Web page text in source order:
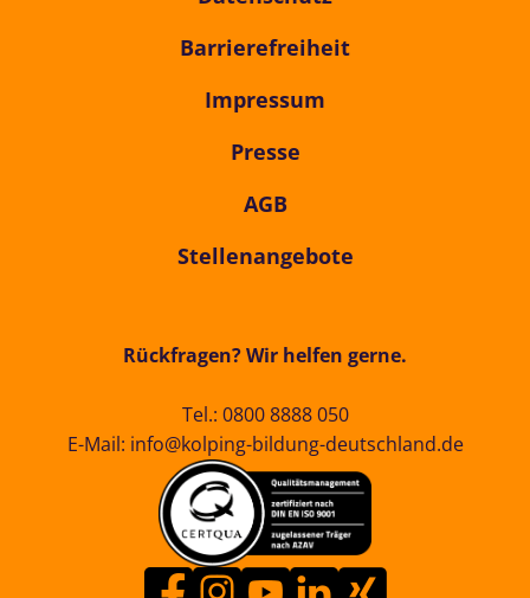
Barrierefreiheit
Impressum
Presse
AGB
Stellenangebote
Rückfragen? Wir helfen gerne.
Tel.: 0800 8888 050
E-Mail: info@kolping-bildung-deutschland.de